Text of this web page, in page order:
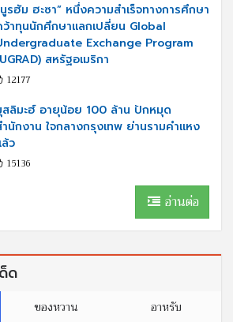
รฮัม ฮะซา” หนึ่งความสำเร็จทางการศึกษา
ว้าทุนนักศึกษาแลกเปลี่ยน Global
Exchange Program
สหรัฐอเมริกา
12177
สลิมะฮ์ อายุน้อย 100 ล้าน ปักหมุด
นักงาน ใจกลางกรุงเทพ ย่านรามคำแหง
ว
15136
อ่านต่อ
ด
ของหวาน อาหรับ